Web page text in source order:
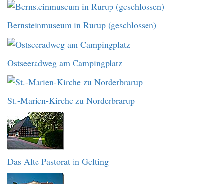
Bernsteinmuseum in Rurup (geschlossen)
Ostseeradweg am Campingplatz
St.-Marien-Kirche zu Norderbrarup
Das Alte Pastorat in Gelting